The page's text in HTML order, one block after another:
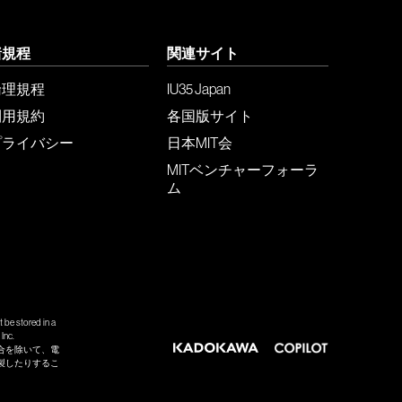
程
規程
規約
イバシー
関連サイト
IU35 Japan
各国版サイト
日本MIT会
MITベンチャーフォーラ
ム
be stored in a
を除いて、電
したりするこ